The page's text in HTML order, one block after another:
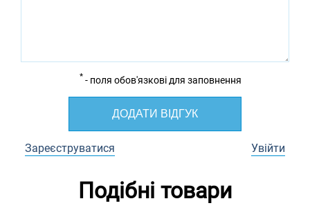
* - поля обов'язкові для заповнення
ДОДАТИ ВІДГУК
Зареєструватися Увійти
Подібні товари